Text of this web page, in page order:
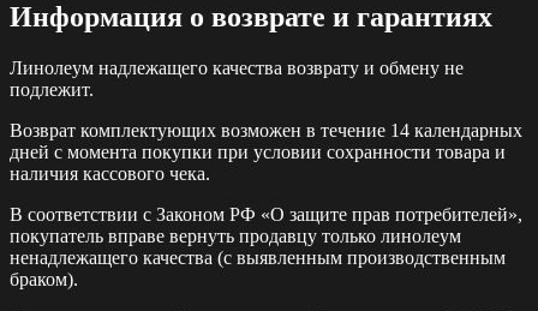
Информация о возврате и гарантиях
Линолеум надлежащего качества возврату и обмену не
подлежит.
Возврат комплектующих возможен в течение 14 календарных
дней с момента покупки при условии сохранности товара и
наличия кассового чека.
В соответствии с Законом РФ «О защите прав потребителей»,
покупатель вправе вернуть продавцу только линолеум
ненадлежащего качества (с выявленным производственным
браком).